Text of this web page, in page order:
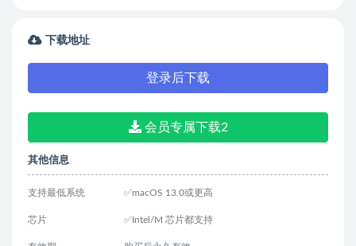
下载地址
登录后下载
会员专属下载2
其他信息
支持最低系统 ✅macOS 13.0或更高
芯片 ✅Intel/M 芯片都支持